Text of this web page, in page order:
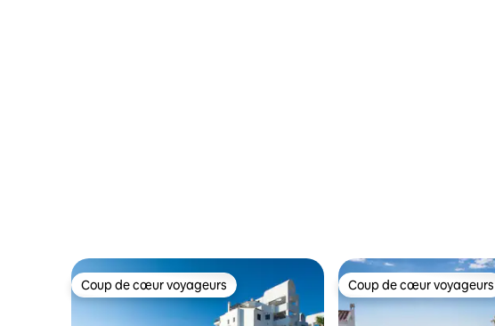
Coup de cœur voyageurs
Coup de cœur voyageurs Coup de cœur voyageurs
Coup de cœur voyageurs